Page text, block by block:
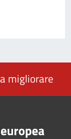
migliorare